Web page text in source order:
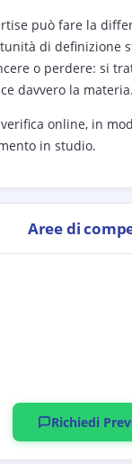
può fare la
di
o perdere: si
davvero la materia.
online, in
in studio.
Aree di
Richiedi